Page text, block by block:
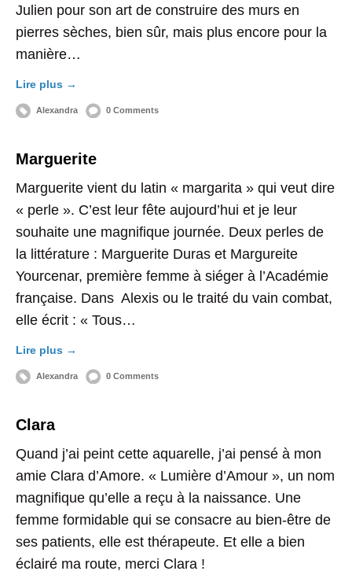
Julien pour son art de construire des murs en
pierres sèches, bien sûr, mais plus encore pour la
manière…
Lire plus →
Alexandra 0 Comments
Marguerite
Marguerite vient du latin « margarita » qui veut dire
« perle ». C’est leur fête aujourd’hui et je leur
souhaite une magnifique journée. Deux perles de
la littérature : Marguerite Duras et Margureite
Yourcenar, première femme à siéger à l’Académie
française. Dans Alexis ou le traité du vain combat,
elle écrit : « Tous…
Lire plus →
Alexandra 0 Comments
Clara
Quand j’ai peint cette aquarelle, j’ai pensé à mon
amie Clara d’Amore. « Lumière d’Amour », un nom
magnifique qu’elle a reçu à la naissance. Une
femme formidable qui se consacre au bien-être de
ses patients, elle est thérapeute. Et elle a bien
éclairé ma route, merci Clara !